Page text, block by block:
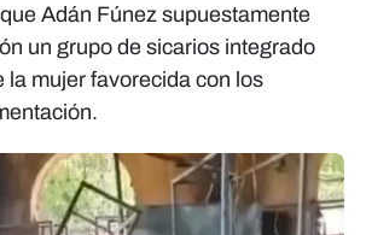
Adán Fúnez supuestamente
un grupo de sicarios integrado
la mujer favorecida con los